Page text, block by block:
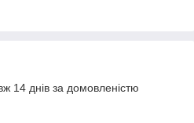
14 днів за домовленістю